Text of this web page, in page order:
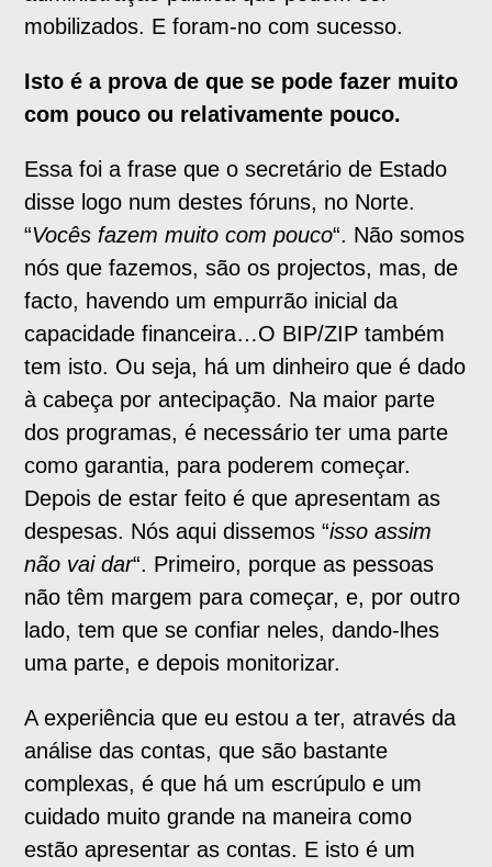
mobilizados. E foram-no com sucesso.
Isto é a prova de que se pode fazer muito
com pouco ou relativamente pouco.
Essa foi a frase que o secretário de Estado
disse logo num destes fóruns, no Norte.
“Vocês fazem muito com pouco“. Não somos
nós que fazemos, são os projectos, mas, de
facto, havendo um empurrão inicial da
capacidade financeira…O BIP/ZIP também
tem isto. Ou seja, há um dinheiro que é dado
à cabeça por antecipação. Na maior parte
dos programas, é necessário ter uma parte
como garantia, para poderem começar.
Depois de estar feito é que apresentam as
despesas. Nós aqui dissemos “isso assim
não vai dar“. Primeiro, porque as pessoas
não têm margem para começar, e, por outro
lado, tem que se confiar neles, dando-lhes
uma parte, e depois monitorizar.
A experiência que eu estou a ter, através da
análise das contas, que são bastante
complexas, é que há um escrúpulo e um
cuidado muito grande na maneira como
estão apresentar as contas. E isto é um